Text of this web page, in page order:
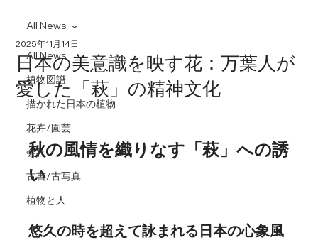
All News
植物図譜
描かれた日本の植物
花卉/園芸
会社
古書/古写真
植物と人
All News
日本の美意識を映す花：万葉人が
愛した「萩」の精神文化
2025年11月14日
秋の風情を織りなす「萩」への誘
い
悠久の時を超えて詠まれる日本の心象風